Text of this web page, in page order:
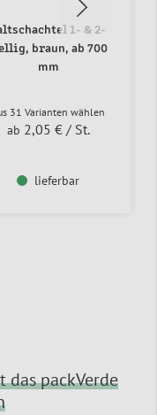
1- & 2-
braun, ab 700
mm
31 Varianten wählen
ab 2,05 € / St.
lieferbar
packVerde